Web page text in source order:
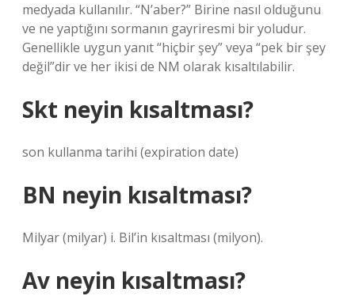
medyada kullanılır. “N’aber?” Birine nasıl olduğunu
ve ne yaptığını sormanın gayriresmi bir yoludur.
Genellikle uygun yanıt “hiçbir şey” veya “pek bir şey
değil”dir ve her ikisi de NM olarak kısaltılabilir.
Skt neyin kısaltması?
son kullanma tarihi (expiration date)
BN neyin kısaltması?
Milyar (milyar) i. Bil’in kısaltması (milyon).
Av neyin kısaltması?